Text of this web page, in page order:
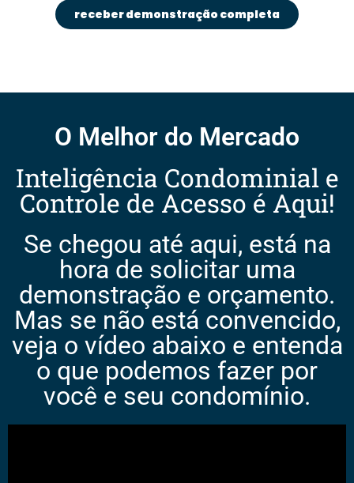
receber demonstração completa
O Melhor do Mercado
Inteligência Condominial e
Controle de Acesso é Aqui!
Se chegou até aqui, está na
hora de solicitar uma
demonstração e orçamento.
Mas se não está convencido,
veja o vídeo abaixo e entenda
o que podemos fazer por
você e seu condomínio.